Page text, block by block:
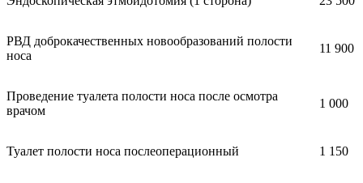
РВД доброкачественных новообразований полости
носа
11 900
Проведение туалета полости носа после осмотра
врачом
1 000
Туалет полости носа послеоперационный 1 150